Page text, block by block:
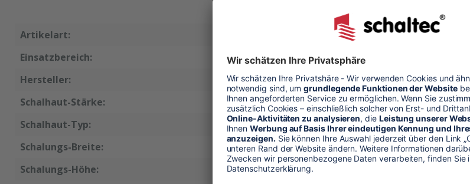
Artikelart:
Einsatzbereich:
Wandschalung
Hersteller:
Hünnebeck
Schalhaut-Stärke:
18 mm
Schalhaut-Typ:
Phenolharz
Schalungs-Breite:
35 cm
Schalungs-Höhe:
330 cm